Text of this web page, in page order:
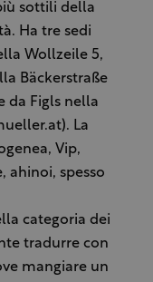
sottili della
Ha tre sedi
Wollzeile 5,
Bäckerstraße
da Figls nella
La
Vip,
ahinoi, spesso
categoria dei
tradurre con
mangiare un